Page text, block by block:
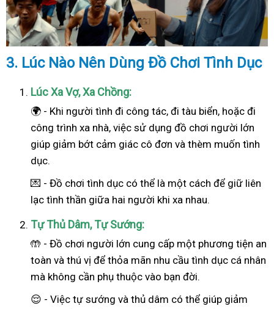
3. Lúc Nào Nên Dùng Đồ Chơi Tình Dục
Lúc Xa Vợ, Xa Chồng:
🌍 - Khi người tình đi công tác, đi tàu biển, hoặc đi
công trình xa nhà, việc sử dụng đồ chơi người lớn
giúp giảm bớt cảm giác cô đơn và thèm muốn tình
dục.
💌 - Đồ chơi tình dục có thể là một cách để giữ liên
lạc tình thần giữa hai người khi xa nhau.
Tự Thủ Dâm, Tự Sướng:
🤲 - Đồ chơi người lớn cung cấp một phương tiện an
toàn và thú vị để thỏa mãn nhu cầu tình dục cá nhân
mà không cần phụ thuộc vào bạn đời.
😌 - Việc tự sướng và thủ dâm có thể giúp giảm